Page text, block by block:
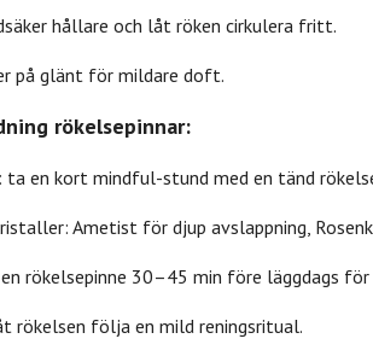
hållare och låt röken cirkulera fritt.
på glänt för mildare doft.
rökelsepinnar:
en kort mindful-stund med en tänd
Ametist för djup avslappning,
rökelsepinne 30–45 min före läggdags
rökelsen följa en mild reningsritual.